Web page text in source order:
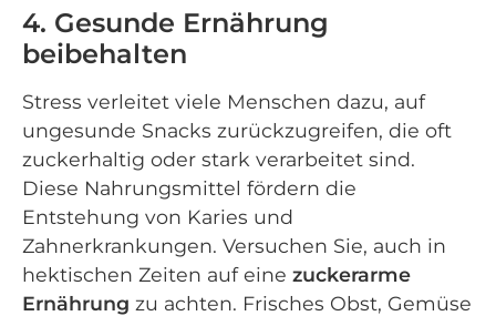
4. Gesunde Ernährung
beibehalten
Stress verleitet viele Menschen dazu, auf
ungesunde Snacks zurückzugreifen, die oft
zuckerhaltig oder stark verarbeitet sind.
Diese Nahrungsmittel fördern die
Entstehung von Karies und
Zahnerkrankungen. Versuchen Sie, auch in
hektischen Zeiten auf eine zuckerarme
Ernährung zu achten. Frisches Obst, Gemüse